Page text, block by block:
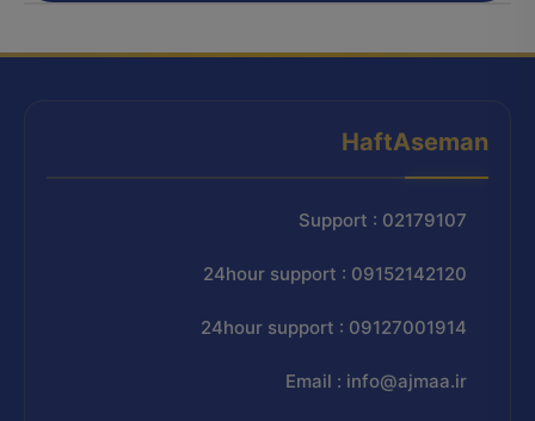
HaftAseman
Support : 02179107
24hour support : 09152142120
24hour support : 09127001914
Email : info@ajmaa.ir